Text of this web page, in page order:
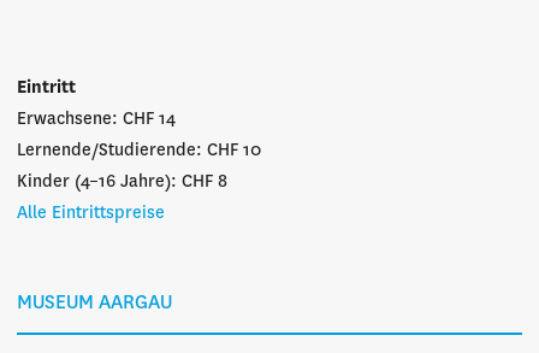
Eintritt
Erwachsene: CHF 14
Lernende/Studierende: CHF 10
Kinder (4–16 Jahre): CHF 8
Alle Eintrittspreise
MUSEUM AARGAU